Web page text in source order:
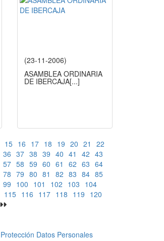
(23-11-2006)
ASAMBLEA ORDINARIA
DE IBERCAJA[...]
15 16 17 18 19 20 21
22
36 37 38 39 40 41 42 43
57 58 59 60 61 62 63 64
78 79 80 81 82 83 84 85
99 100 101 102 103 104
115 116 117 118 119 120
Protección Datos Personales